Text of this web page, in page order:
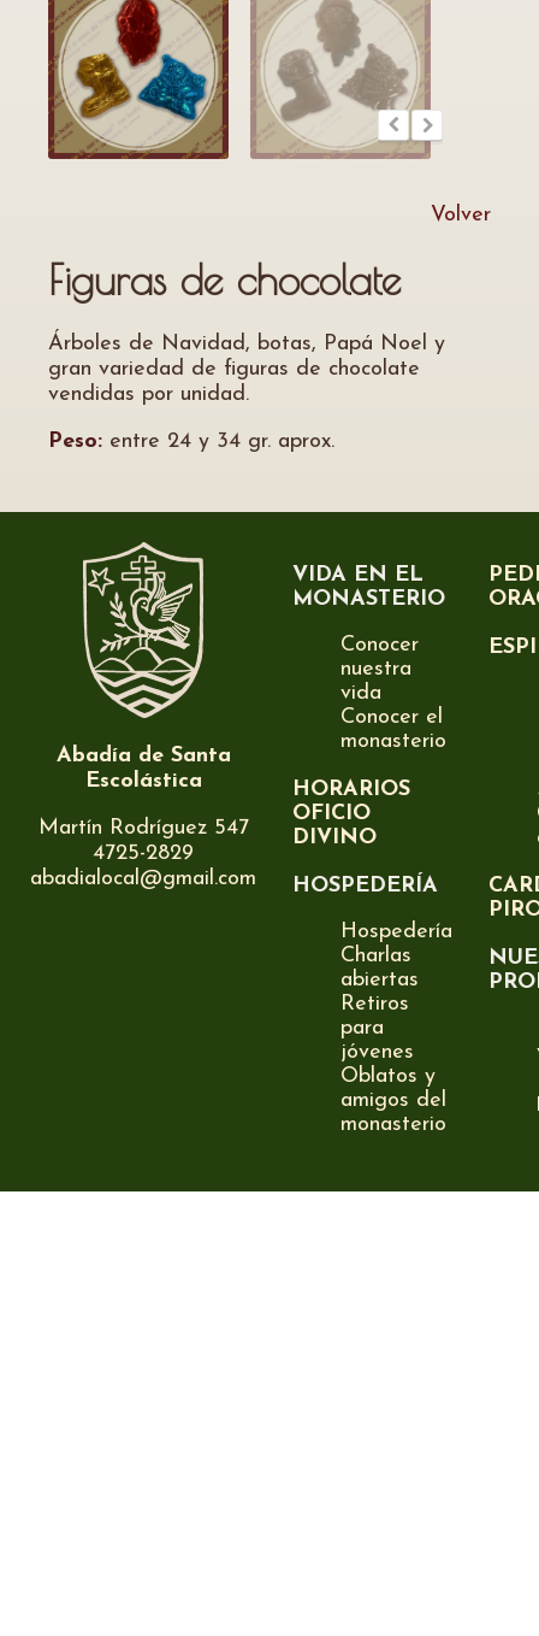
Volver
Figuras de chocolate
Árboles de Navidad, botas, Papá Noel y
gran variedad de figuras de chocolate
vendidas por unidad.
Peso: entre 24 y 34 gr. aprox.
Abadía de Santa
Escolástica
Martín Rodríguez 547
4725-2829
abadialocal@gmail.com
VIDA EN EL
MONASTERIO
Conocer
nuestra
vida
Conocer el
monasterio
HORARIOS
OFICIO
DIVINO
HOSPEDERÍA
Hospedería
Charlas
abiertas
Retiros
para
jóvenes
Oblatos y
amigos del
monasterio